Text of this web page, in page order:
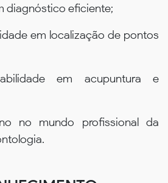
diagnóstico eficiente;
em localização de pontos
em acupuntura e
no mundo profissional da